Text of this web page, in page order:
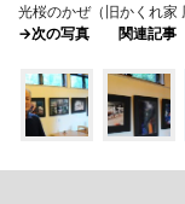
光桜のかぜ（旧かくれ
→次の写真
関連記事